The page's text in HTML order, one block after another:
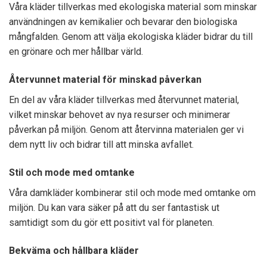
Våra kläder tillverkas med ekologiska material som minskar
användningen av kemikalier och bevarar den biologiska
mångfalden. Genom att välja ekologiska kläder bidrar du till
en grönare och mer hållbar värld.
Återvunnet material för minskad påverkan
En del av våra kläder tillverkas med återvunnet material,
vilket minskar behovet av nya resurser och minimerar
påverkan på miljön. Genom att återvinna materialen ger vi
dem nytt liv och bidrar till att minska avfallet.
Stil och mode med omtanke
Våra damkläder kombinerar stil och mode med omtanke om
miljön. Du kan vara säker på att du ser fantastisk ut
samtidigt som du gör ett positivt val för planeten.
Bekväma och hållbara kläder